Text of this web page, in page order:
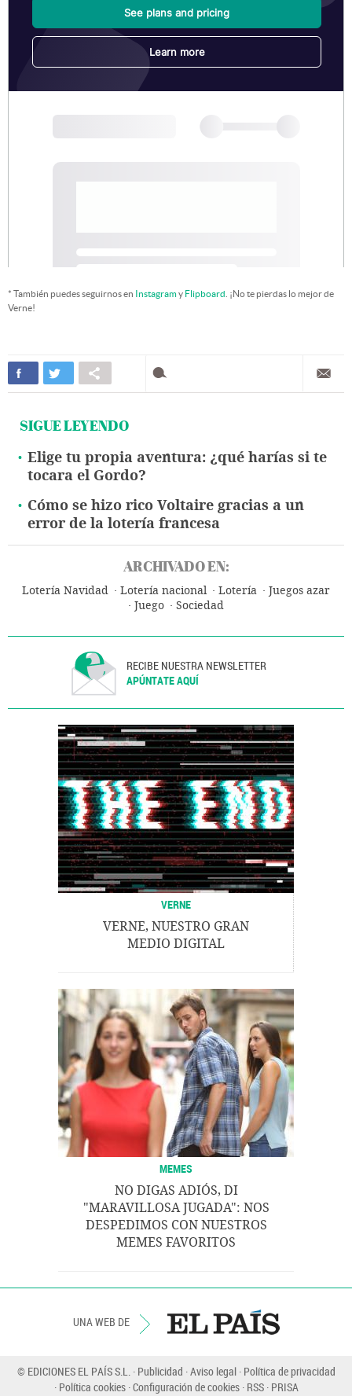
* También puedes seguirnos en Instagramy Flipboard . ¡No te pierdas lo mejor de
Verne!
SIGUE LEYENDO
Elige tu propia aventura: ¿qué harías si te
tocara el Gordo?
Cómo se hizo rico Voltaire gracias a un
error de la lotería francesa
ARCHIVADO EN:
Lotería Navidad Lotería nacional Lotería
Juegos azar
Juego
Sociedad
RECIBE NUESTRA NEWSLETTER
APÚNTATE AQUÍ
VERNE
VERNE, NUESTRO GRAN
MEDIO DIGITAL
MEMES
NO DIGAS ADIÓS, DI
"MARAVILLOSA JUGADA": NOS
DESPEDIMOS CON NUESTROS
MEMES FAVORITOS
UNA WEB DE
© EDICIONES EL PAÍS S.L. Publicidad Aviso legal Política de privacidad
Política cookies Configuración de cookies RSS PRISA